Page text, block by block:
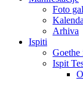
Foto
Arhiva
Ispiti
Goethe
Ispit